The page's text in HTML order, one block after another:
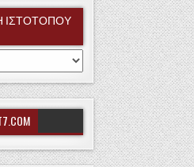
ΙΣΤΟΤΟΠΟΥ
(2006-2018)